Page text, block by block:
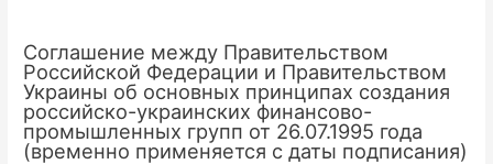
Соглашение между Правительством
Российской Федерации и Правительством
Украины об основных принципах создания
российско-украинских финансово-
промышленных групп от 26.07.1995 года
(временно применяется с даты подписания)